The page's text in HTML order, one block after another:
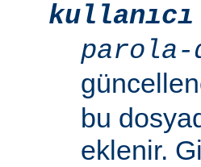
kullanıcı
parola-
bu
eklenir.